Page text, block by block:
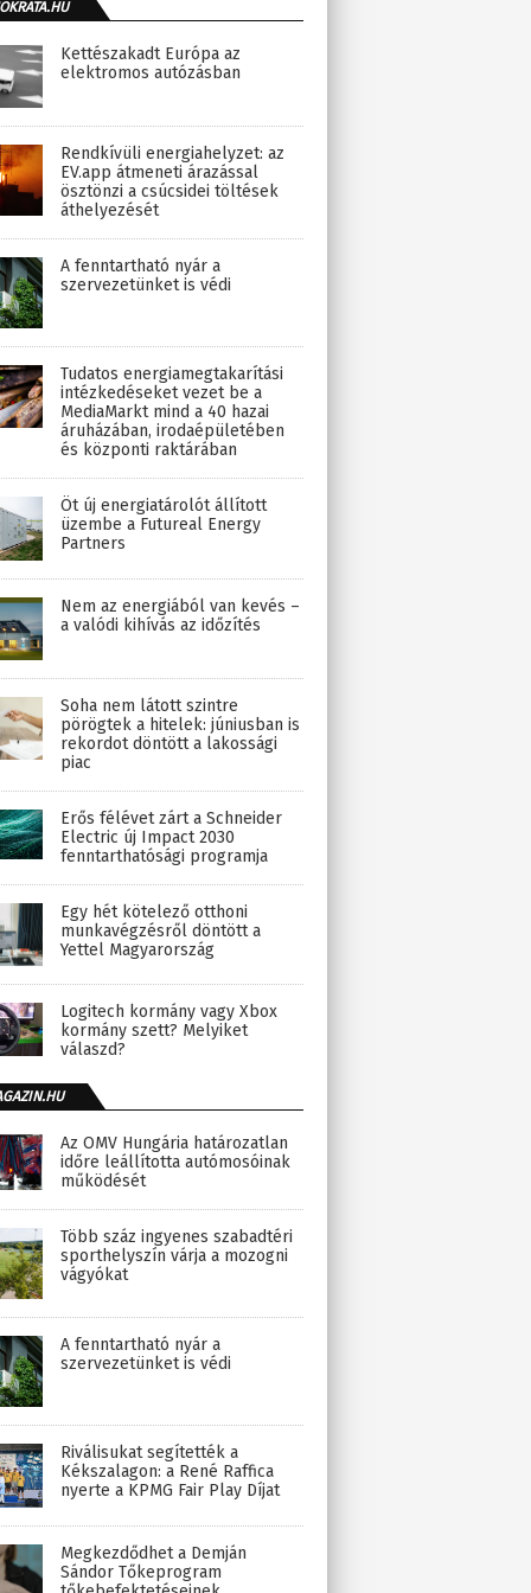
Kettészakadt Európa az
elektromos autózásban
Rendkívüli energiahelyzet: az
EV.app átmeneti árazással
ösztönzi a csúcsidei töltések
áthelyezését
A fenntartható nyár a
szervezetünket is védi
Tudatos energiamegtakarítási
intézkedéseket vezet be a
MediaMarkt mind a 40 hazai
áruházában, irodaépületében
és központi raktárában
Öt új energiatárolót állított
üzembe a Futureal Energy
Partners
Nem az energiából van kevés –
a valódi kihívás az időzítés
Soha nem látott szintre
pörögtek a hitelek: júniusban is
rekordot döntött a lakossági
piac
Erős félévet zárt a Schneider
Electric új Impact 2030
fenntarthatósági programja
Egy hét kötelező otthoni
munkavégzésről döntött a
Yettel Magyarország
Logitech kormány vagy Xbox
kormány szett? Melyiket
válaszd?
Az OMV Hungária határozatlan
időre leállította autómosóinak
működését
Több száz ingyenes szabadtéri
sporthelyszín várja a mozogni
vágyókat
A fenntartható nyár a
szervezetünket is védi
Riválisukat segítették a
Kékszalagon: a René Raffica
nyerte a KPMG Fair Play Díjat
Megkezdődhet a Demján
Sándor Tőkeprogram